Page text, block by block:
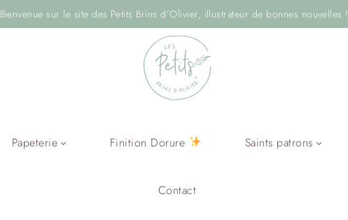
Bienvenue sur le site des Petits Brins d’Olivier, illustrateur de bonnes nouvelles !
Papeterie Finition Dorure Saints patrons
Contact